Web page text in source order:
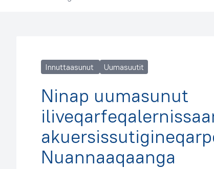
Innuttaasunut Uumasuutit
Ninap uumasunut
Nuannaaqaanga